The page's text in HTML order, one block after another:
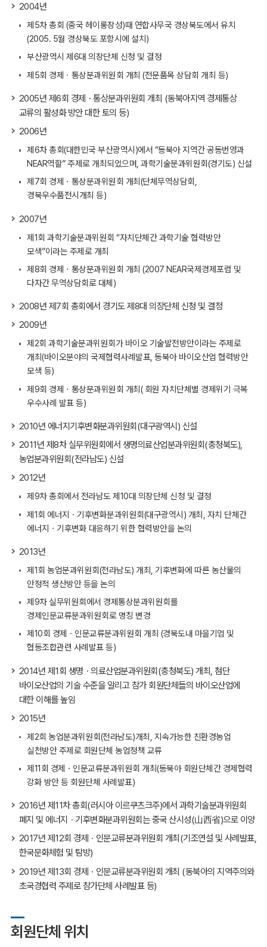
2004년
제5차 총회 (중국 헤이룽장성)때 연합사무국 경상북도에서 유치
(2005. 5월 경상북도 포항시에 설치)
부산광역시 제6대 의장단체 신청 및 결정
제5회 경제ㆍ통상분과위원회 개최 (전문품목 상담회 개최 등)
2005년 제6회 경제ㆍ통상분과위원회 개최 (동북아지역 경제통상
교류의 활성화 방안 대한 토의 등)
2006년
제6차 총회(대한민국 부산광역시)에서 “동북아 지역간 공동번영과
NEAR역할” 주제로 개최되었으며, 과학기술분과위원회(경기도) 신설
제7회 경제ㆍ통상분과위원회 개최(단체무역상담회,
경북우수품전시개최 등)
2007년
제1회 과학기술분과위원회 “자치단체간 과학기술 협력방안
모색”이라는 주제로 개최
제8회 경제ㆍ통상분과위원회 개최 (2007 NEAR국제경제포럼 및
다자간 무역상담회로 대체)
2008년 제7회 총회에서 경기도 제8대 의장단체 신청 및 결정
2009년
제2회 과학기술분과위원회가 바이오 기술발전방안이라는 주제로
개최(바이오분야의 국제협력사례발표, 동북아 바이오산업 협력방안
모색 등)
제9회 경제ㆍ통상분과위원회 개최( 회원 자치단체별 경제위기 극복
우수사례 발표 등)
2010년 에너지기후변화분과위원회(대구광역시) 신설
2011년 제8차 실무위원회에서 생명의료산업분과위원회(충청북도),
농업분과위원회(전라남도) 신설
2012년
제9차 총회에서 전라남도 제10대 의장단체 신청 및 결정
제1회 에너지ㆍ기후변화분과위원회(대구광역시) 개최, 자치 단체간
에너지ㆍ기후변화 대응하기 위한 협력방안을 논의
2013년
제1회 농업분과위원회(전라남도) 개최, 기후변화에 따른 농산물의
안정적 생산방안 등을 논의
제9차 실무위원회에서 경제통상분과위원회를
경제인문교류분과위원회로 명칭 변경
제10회 경제ㆍ인문교류분과위원회 개최 (경북도내 마을기업 및
협동조합관련 사례발표 등)
2014년 제1회 생명ㆍ의료산업분과위원회(충청북도) 개최, 첨단
바이오산업의 기술 수준을 알리고 참가 회원단체들의 바이오산업에
대한 이해를 높임
2015년
제2회 농업분과위원회(전라남도)개최, 지속가능한 친환경농업
실천방안 주제로 회원단체 농업정책 교류
제11회 경제ㆍ인문교류분과위원회 개최(동북아 회원단체간 경제협력
강화 방안 등 회원단체 사례발표)
2016년 제11차 총회(러시아 이르쿠츠크주)에서 과학기술분과위원회
폐지 및 에너지ㆍ기후변화분과위원회는 중국 산시성(山西省)으로 이양
2017년 제12회 경제ㆍ인문교류분과위원회 개최(기조연설 및 사례발표,
한국문화체험 및 탐방)
2019년 제13회 경제ㆍ인문교류분과위원회 개최 (동북아의 지역주의와
초국경협력 주제로 참가단체 사례발표 등)
회원단체 위치